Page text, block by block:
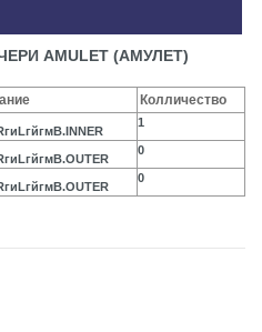
AMULET (АМУЛЕТ)
Колличество
1
0
0